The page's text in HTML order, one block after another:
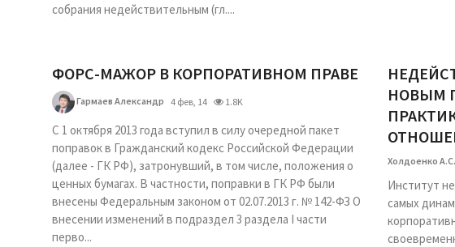
собрания недействительным (гл....
ФОРС-МАЖОР В КОРПОРАТИВНОМ ПРАВЕ
Гармаев Александр 4 фев, 14 1.8K
С 1 октября 2013 года вступил в силу очередной пакет
поправок в Гражданский кодекс Российской Федерации
(далее - ГК РФ), затронувший, в том числе, положения о
ценных бумагах. В частности, поправки в ГК РФ были
внесены Федеральным законом от 02.07.2013 г. № 142-ФЗ О
внесении изменений в подраздел 3 раздела I части
перво...
НОВЫМ
Холдоенко А.С.
Институт
самых